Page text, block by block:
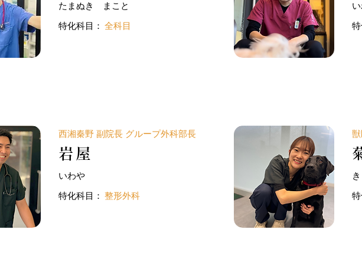
たまぬき まこと
特化科目： 全科目
西湘秦野 副院長 グループ外科部長
岩屋
いわや
特化科目： 整形外科
特
特